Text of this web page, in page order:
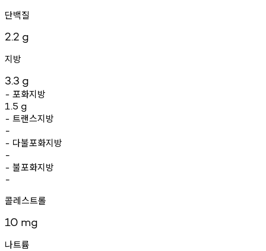
단백질
2.2 g
지방
3.3 g
- 포화지방
1.5 g
- 트랜스지방
-
- 다불포화지방
-
- 불포화지방
-
콜레스트롤
10 mg
나트륨